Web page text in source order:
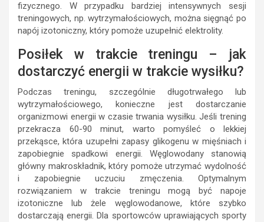
fizycznego. W przypadku bardziej intensywnych sesji
treningowych, np. wytrzymałościowych, można sięgnąć po
napój izotoniczny, który pomoże uzupełnić elektrolity.
Posiłek w trakcie treningu – jak
dostarczyć energii w trakcie wysiłku?
Podczas treningu, szczególnie długotrwałego lub
wytrzymałościowego, konieczne jest dostarczanie
organizmowi energii w czasie trwania wysiłku. Jeśli trening
przekracza 60-90 minut, warto pomyśleć o lekkiej
przekąsce, która uzupełni zapasy glikogenu w mięśniach i
zapobiegnie spadkowi energii. Węglowodany stanowią
główny makroskładnik, który pomoże utrzymać wydolność
i zapobiegnie uczuciu zmęczenia. Optymalnym
rozwiązaniem w trakcie treningu mogą być napoje
izotoniczne lub żele węglowodanowe, które szybko
dostarczają energii. Dla sportowców uprawiających sporty